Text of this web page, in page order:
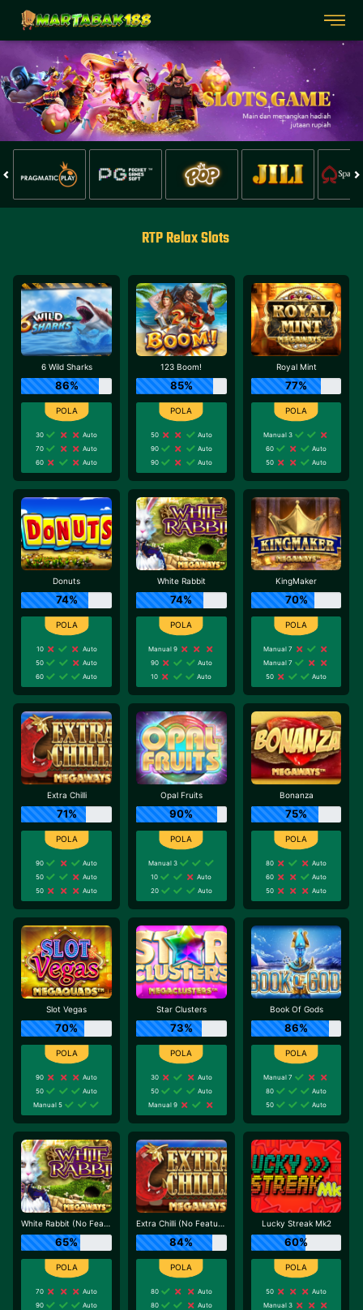
RTP Relax Slots
6 Wild Sharks
86%
30
Auto
70
Auto
60
Auto
123 Boom!
85%
50
Auto
90
Auto
90
Auto
Royal Mint
77%
Manual 3
60
Auto
50
Auto
Donuts
74%
10
Auto
50
Auto
60
Auto
White Rabbit
74%
Manual 9
90
Auto
10
Auto
KingMaker
70%
Manual 7
Manual 7
50
Auto
Extra Chilli
71%
90
Auto
50
Auto
50
Auto
Opal Fruits
90%
Manual 3
10
Auto
20
Auto
Bonanza
75%
80
Auto
60
Auto
50
Auto
Slot Vegas
70%
90
Auto
50
Auto
Manual 5
Star Clusters
73%
30
Auto
50
Auto
Manual 9
Book Of Gods
86%
Manual 7
80
Auto
50
Auto
White Rabbit (No Feature Drop)
65%
70
Auto
90
Auto
Extra Chilli (No Feature Drop)
84%
80
Auto
80
Auto
Lucky Streak Mk2
60%
50
Auto
Manual 3